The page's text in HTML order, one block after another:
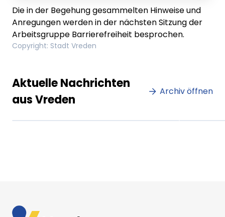
Die in der Begehung gesammelten Hinweise und
Anregungen werden in der nächsten Sitzung der
Arbeitsgruppe Barrierefreiheit besprochen.
Copyright: Stadt Vreden
Aktuelle Nachrichten
aus Vreden
Archiv öffnen
Lorem ipsum Lorem ipsum